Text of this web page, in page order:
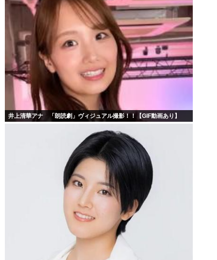
井上清華アナ 「朗読劇」ヴィジュアル撮影！！【GIF動画あり】